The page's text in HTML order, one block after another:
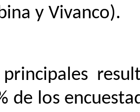
y Vivanco).
de los